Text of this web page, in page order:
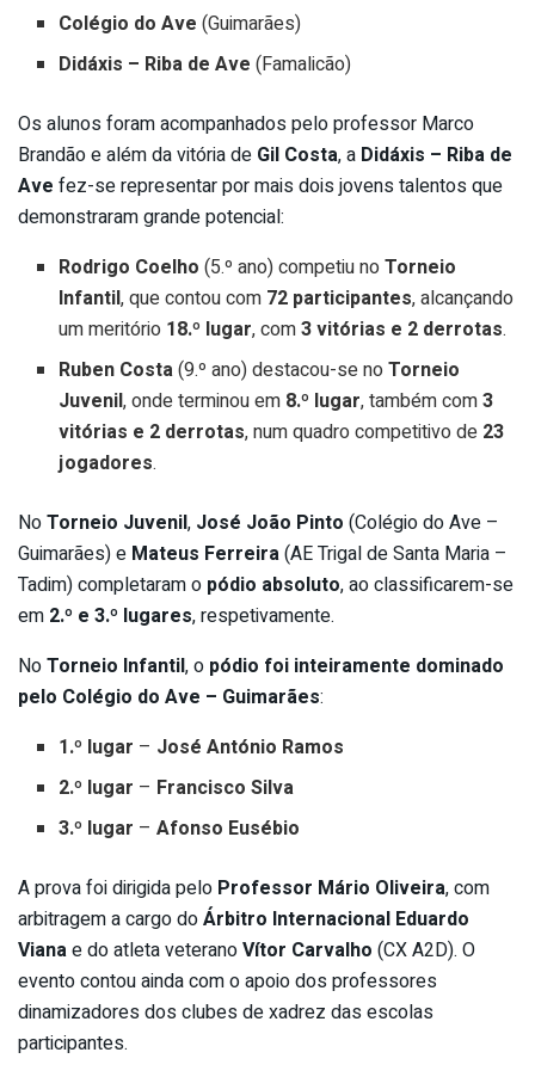
Colégio do Ave (Guimarães)
Didáxis – Riba de Ave (Famalicão)
Os alunos foram acompanhados pelo professor Marco
Brandão e além da vitória de Gil Costa, a Didáxis – Riba de
Ave fez-se representar por mais dois jovens talentos que
demonstraram grande potencial:
Rodrigo Coelho (5.º ano) competiu noTorneio
Infantil, que contou com 72 participantes, alcançando
um meritório 18.º lugar, com3 vitórias e 2 derrotas.
Ruben Costa(9.º ano) destacou-se noTorneio
Juvenil, onde terminou em 8.º lugar, também com3
vitórias e 2 derrotas, num quadro competitivo de 23
jogadores.
NoTorneio Juvenil, José João Pinto (Colégio do Ave –
Guimarães) e Mateus Ferreira(AE Trigal de Santa Maria –
Tadim) completaram o pódio absoluto, ao classificarem-se
em 2.º e 3.º lugares, respetivamente.
NoTorneio Infantil, o pódio foi inteiramente dominado
pelo Colégio do Ave – Guimarães:
1.º lugar – José António Ramos
2.º lugar – Francisco Silva
3.º lugar –Afonso Eusébio
A prova foi dirigida pelo Professor Mário Oliveira, com
arbitragem a cargo doÁrbitro Internacional Eduardo
Vianae do atleta veteranoVítor Carvalho (CX A2D). O
evento contou ainda com o apoio dos professores
dinamizadores dos clubes de xadrez das escolas
participantes.